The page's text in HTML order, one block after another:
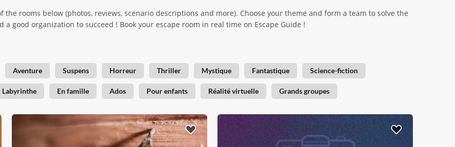
rooms below (photos, reviews, scenario descriptions and more). Choose your theme and form a team to solve the
good organization to succeed ! Book your escape room in real time on Escape Guide !
Aventure Suspens Horreur Thriller Mystique Fantastique Science-fiction
Labyrinthe En famille Ados Pour enfants Réalité virtuelle Grands groupes